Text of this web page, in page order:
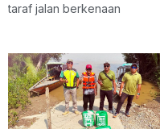
taraf jalan berkenaan